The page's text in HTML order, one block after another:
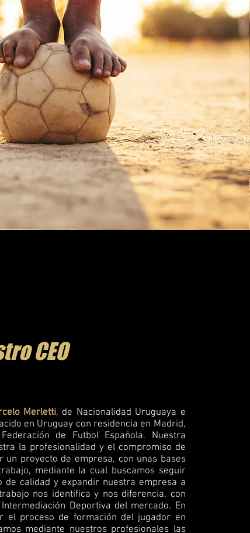
CEO
Merletti, de Nacionalidad Uruguaya e
en Uruguay con residencia en Madrid,
de Futbol Española. Nuestra
la profesionalidad y el compromiso de
un proyecto de empresa, con unas bases
mediante la cual buscamos seguir
calidad y expandir nuestra empresa a
nos identifica y nos diferencia, con
Deportiva del mercado. En
el proceso de formación del jugador en
mediante nuestros profesionales las